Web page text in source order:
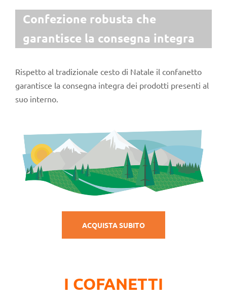
Confezione robusta che
garantisce la consegna integra
Rispetto al tradizionale cesto di Natale il confanetto
garantisce la consegna integra dei prodotti presenti al
suo interno.
ACQUISTA SUBITO
I COFANETTI